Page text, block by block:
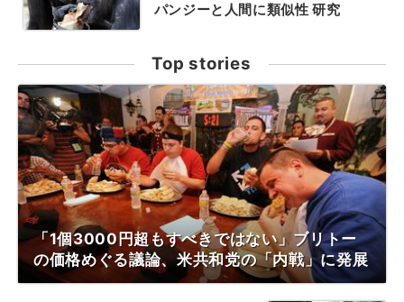
パンジーと人間に類似性 研究
Top stories
「1個3000円超もすべきではない」ブリトー
の価格めぐる議論、米共和党の「内戦」に発展